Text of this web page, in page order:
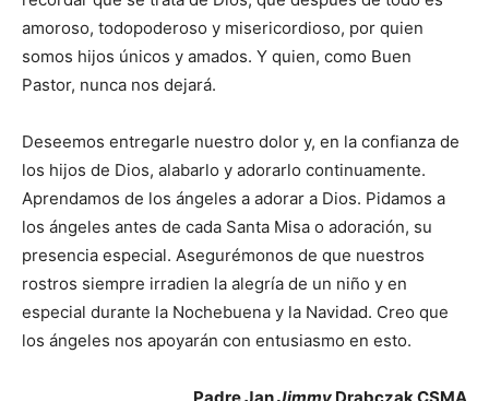
amoroso, todopoderoso y misericordioso, por quien
somos hijos únicos y amados. Y quien, como Buen
Pastor, nunca nos dejará.
Deseemos entregarle nuestro dolor y, en la confianza de
los hijos de Dios, alabarlo y adorarlo continuamente.
Aprendamos de los ángeles a adorar a Dios. Pidamos a
los ángeles antes de cada Santa Misa o adoración, su
presencia especial. Asegurémonos de que nuestros
rostros siempre irradien la alegría de un niño y en
especial durante la Nochebuena y la Navidad. Creo que
los ángeles nos apoyarán con entusiasmo en esto.